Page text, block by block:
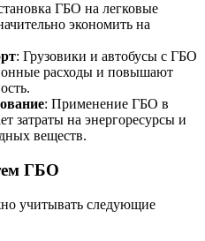
ГБО на легковые
экономить на
: Грузовики и автобусы с ГБО
расходы и повышают
: Применение ГБО в
затраты на энергоресурсы и
веществ.
ГБО
учитывать следующие